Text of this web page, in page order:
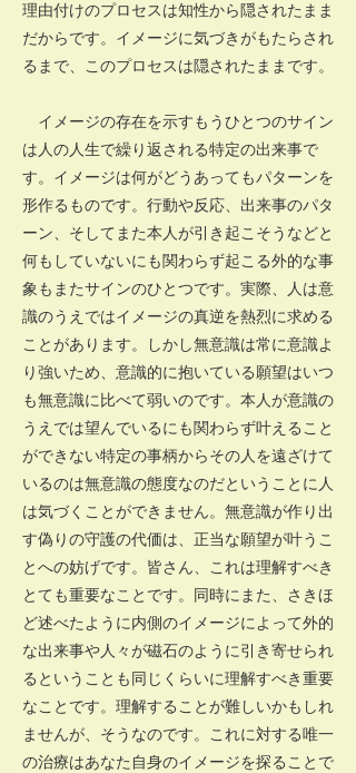
理由付けのプロセスは知性から隠されたまま
だからです。イメージに気づきがもたらされ
るまで、このプロセスは隠されたままです。
イメージの存在を示すもうひとつのサイン
は人の人生で繰り返される特定の出来事で
す。イメージは何がどうあってもパターンを
形作るものです。行動や反応、出来事のパタ
ーン、そしてまた本人が引き起こそうなどと
何もしていないにも関わらず起こる外的な事
象もまたサインのひとつです。実際、人は意
識のうえではイメージの真逆を熱烈に求める
ことがあります。しかし無意識は常に意識よ
り強いため、意識的に抱いている願望はいつ
も無意識に比べて弱いのです。本人が意識の
うえでは望んでいるにも関わらず叶えること
ができない特定の事柄からその人を遠ざけて
いるのは無意識の態度なのだということに人
は気づくことができません。無意識が作り出
す偽りの守護の代価は、正当な願望が叶うこ
とへの妨げです。皆さん、これは理解すべき
とても重要なことです。同時にまた、さきほ
ど述べたように内側のイメージによって外的
な出来事や人々が磁石のように引き寄せられ
るということも同じくらいに理解すべき重要
なことです。理解することが難しいかもしれ
ませんが、そうなのです。これに対する唯一
の治療はあなた自身のイメージを探ることで